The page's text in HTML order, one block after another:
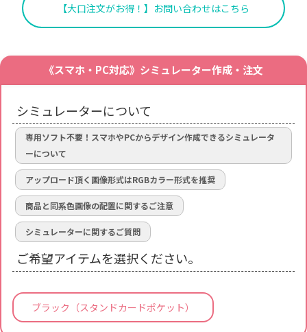
【大口注文がお得！】お問い合わせはこちら
《スマホ・PC対応》シミュレーター作成・注文
シミュレーターについて
専用ソフト不要！スマホやPCからデザイン作成できるシミュレータ
ーについて
アップロード頂く画像形式はRGBカラー形式を推奨
商品と同系色画像の配置に関するご注意
シミュレーターに関するご質問
ご希望アイテムを選択ください。
ブラック（スタンドカードポケット）